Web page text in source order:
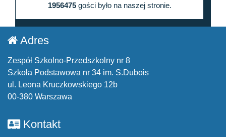
1956475gości było na naszej stronie.
Adres
Zespół Szkolno-Przedszkolny nr 8
Szkoła Podstawowa nr 34 im. S.Dubois
ul. Leona Kruczkowskiego 12b
00-380 Warszawa
Kontakt